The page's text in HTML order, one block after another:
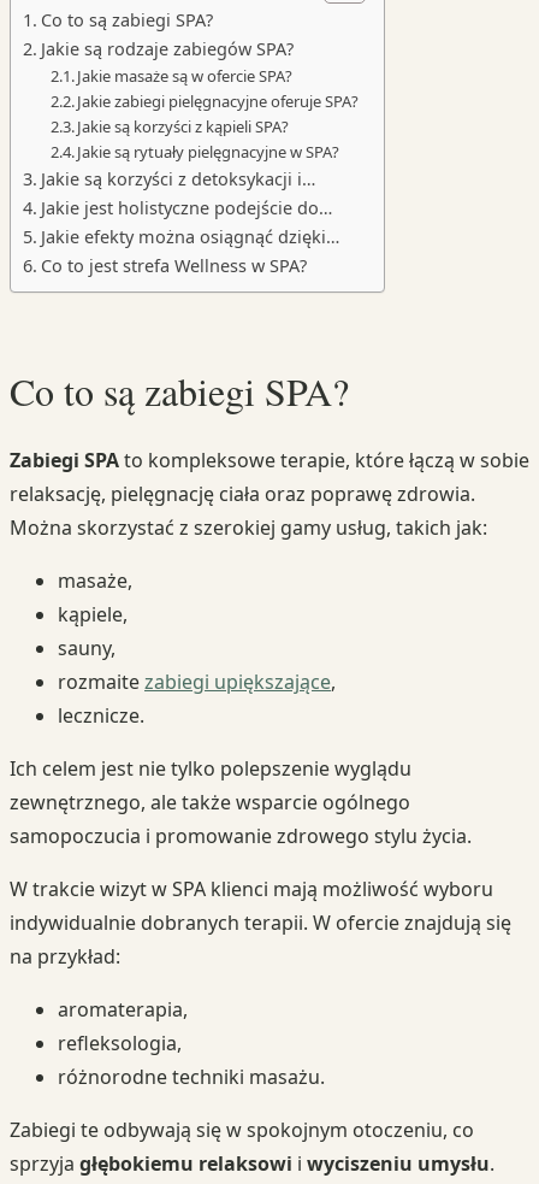
Co to są zabiegi SPA?
Jakie są rodzaje zabiegów SPA?
Jakie masaże są w ofercie SPA?
Jakie zabiegi pielęgnacyjne oferuje SPA?
Jakie są korzyści z kąpieli SPA?
Jakie są rytuały pielęgnacyjne w SPA?
Jakie są korzyści z detoksykacji i…
Jakie jest holistyczne podejście do…
Jakie efekty można osiągnąć dzięki…
Co to jest strefa Wellness w SPA?
Co to są zabiegi SPA?
Zabiegi SPAto kompleksowe terapie, które łączą w sobie
relaksację, pielęgnację ciała oraz poprawę zdrowia.
Można skorzystać z szerokiej gamy usług, takich jak:
masaże,
kąpiele,
sauny,
rozmaitezabiegi upiększające,
lecznicze.
Ich celem jest nie tylko polepszenie wyglądu
zewnętrznego, ale także wsparcie ogólnego
samopoczucia i promowanie zdrowego stylu życia.
W trakcie wizyt w SPA klienci mają możliwość wyboru
indywidualnie dobranych terapii. W ofercie znajdują się
na przykład:
aromaterapia,
refleksologia,
różnorodne techniki masażu.
Zabiegi te odbywają się w spokojnym otoczeniu, co
sprzyja głębokiemu relaksowi i wyciszeniu umysłu.